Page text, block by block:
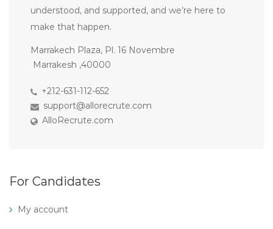
understood, and supported, and we’re here to
make that happen.
Marrakech Plaza, Pl. 16 Novembre
Marrakesh ,40000
+212-631-112-652
support@allorecrute.com
AlloRecrute.com
For Candidates
My account